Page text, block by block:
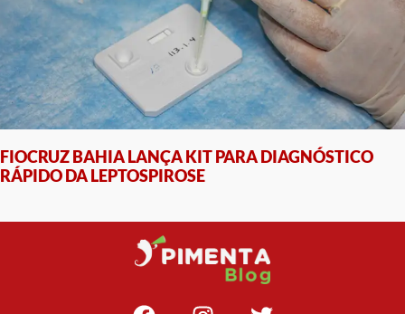
FIOCRUZ BAHIA LANÇA KIT PARA DIAGNÓSTICO
RÁPIDO DA LEPTOSPIROSE